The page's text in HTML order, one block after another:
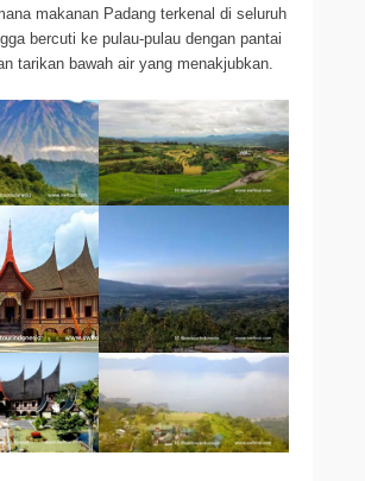
makanan Padang terkenal di seluruh
bercuti ke pulau-pulau dengan pantai
tarikan bawah air yang menakjubkan.